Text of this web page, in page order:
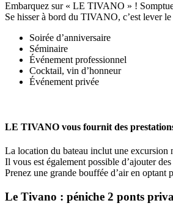
Embarquez sur « LE TIVANO » !
Se hisser à bord du TIVANO, c’est lever
Soirée d’anniversaire
Séminaire
Événement professionnel
Cocktail, vin d’honneur
Événement privée
LE TIVANO vous fournit des
La location du bateau inclut une excursion
Il vous est également possible d’ajouter
Prenez une grande bouffée d’air en
Le Tivano : péniche 2 ponts